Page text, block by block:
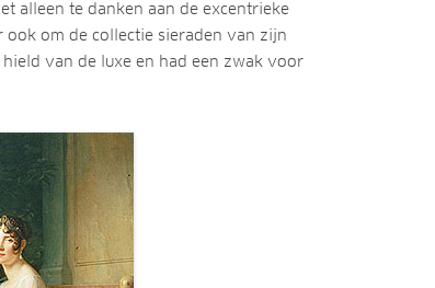
alleen te danken aan de excentrieke
ook om de collectie sieraden van zijn
van de luxe en had een zwak voor